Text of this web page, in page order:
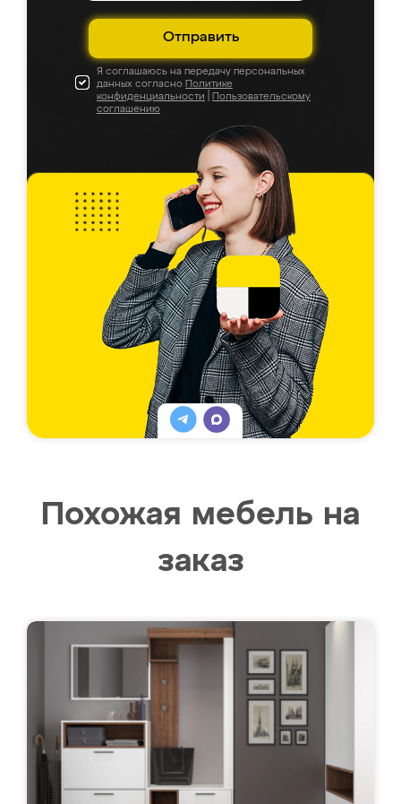
Отправить
Я соглашаюсь на передачу персональных
данных согласно Политике
конфиденциальности
Пользовательскому
соглашению
Похожая мебель на
заказ